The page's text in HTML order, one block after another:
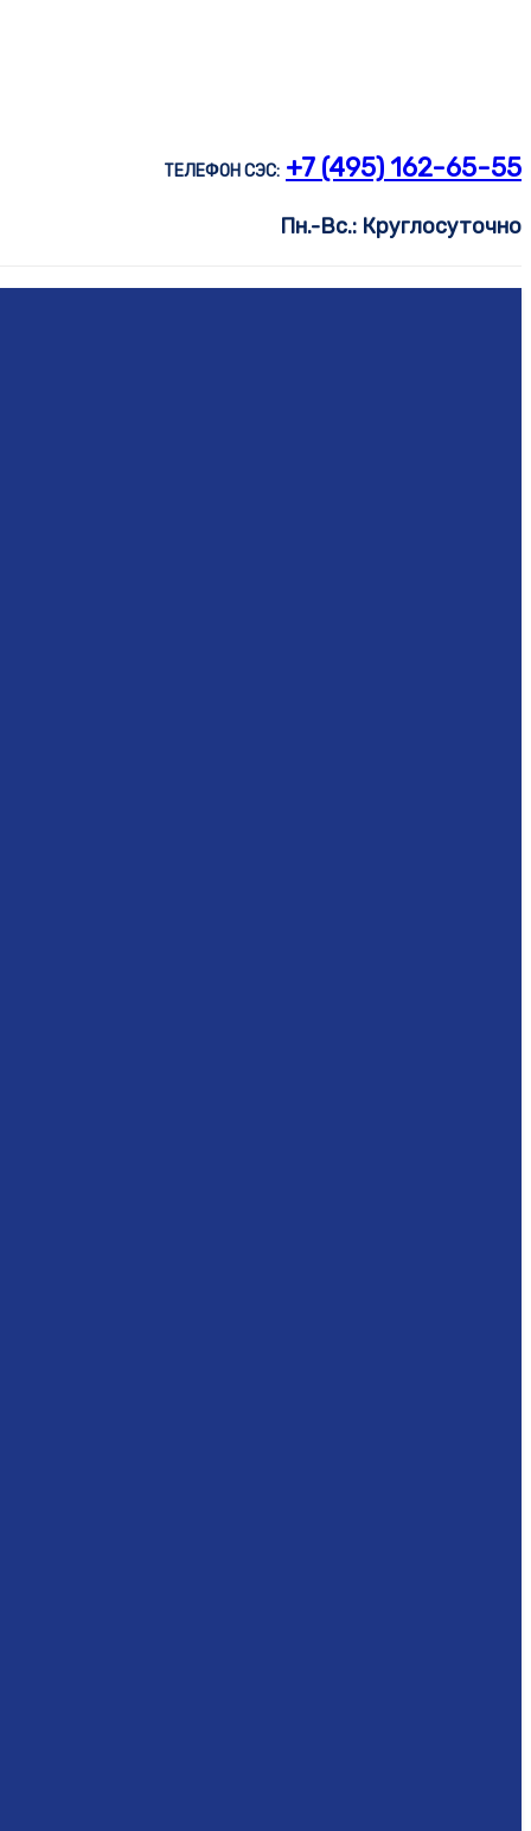
ТЕЛЕФОН СЭС: +7 (495) 162-65-55
Пн.-Вс.: Круглосуточно